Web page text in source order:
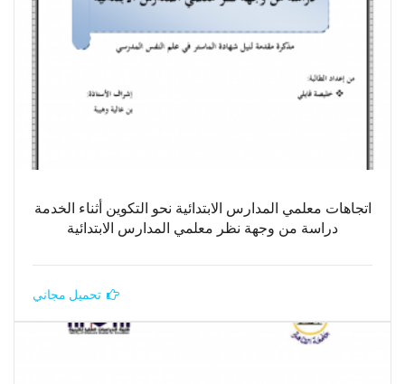
اتجاهات معلمي المدارس الابتدائية نحو التكوين أثناء الخدمة
دراسة من وجهة نظر معلمي المدارس الابتدائية
تحميل مجاني